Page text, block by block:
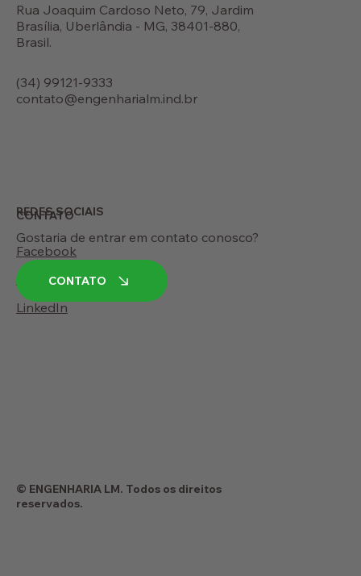
(34) 99121-9333
contato@engenharialm.ind.br
Rua Joaquim Cardoso Neto, 79, Jardim
Brasília, Uberlândia - MG, 38401-880,
Brasil.
REDES SOCIAIS
Facebook
Instagram
LinkedIn
CONTATO
Gostaria de entrar em contato conosco?
CONTATO
© ENGENHARIA LM. Todos os direitos
reservados.